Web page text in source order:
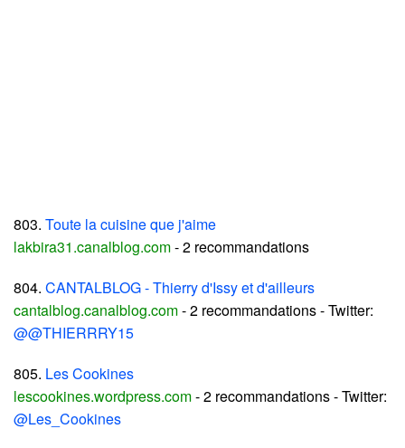
803. Toute la cuisine que j'aime
lakbira31.canalblog.com- 2 recommandations
804. CANTALBLOG - Thierry d'Issy et d'ailleurs
cantalblog.canalblog.com- 2 recommandations - Twitter:
@@THIERRRY15
805. Les Cookines
lescookines.wordpress.com- 2 recommandations - Twitter:
@Les_Cookines